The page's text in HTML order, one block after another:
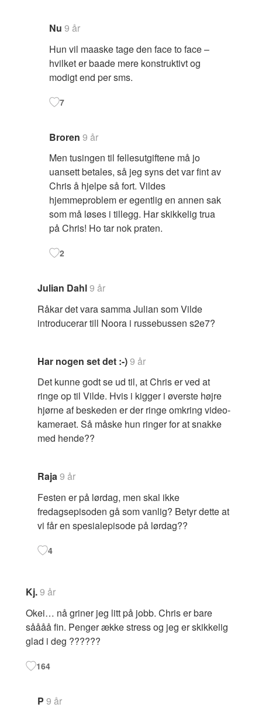
Nu 9 år
Hun vil maaske tage den face to face –
hvilket er baade mere konstruktivt og
modigt end per sms.
7
Broren 9 år
Men tusingen til fellesutgiftene må jo
uansett betales, så jeg syns det var fint av
Chris å hjelpe så fort. Vildes
hjemmeproblem er egentlig en annen sak
som må løses i tillegg. Har skikkelig trua
på Chris! Ho tar nok praten.
2
Julian Dahl9 år
Råkar det vara samma Julian som Vilde
introducerar till Noora i russebussen s2e7?
Har nogen set det :-)9 år
Det kunne godt se ud til, at Chris er ved at
ringe op til Vilde. Hvis i kigger i øverste højre
hjørne af beskeden er der ringe omkring video-
kameraet. Så måske hun ringer for at snakke
med hende??
Raja9 år
Festen er på lørdag, men skal ikke
fredagsepisoden gå som vanlig? Betyr dette at
vi får en spesialepisode på lørdag??
4
Kj.9 år
Okei… nå griner jeg litt på jobb. Chris er bare
såååå fin. Penger ække stress og jeg er skikkelig
glad i deg ??????
164
P 9 år